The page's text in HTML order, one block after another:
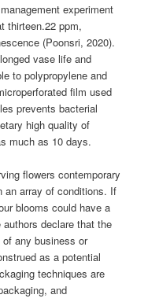
experiment
thirteen.22 ppm,
(Poonsri, 2020).
vase life and
to polypropylene and
film used
prevents bacterial
high quality of
much as 10 days.
flowers contemporary
an array of conditions. If
blooms could have a
declare that the
any business or
as a potential
techniques are
and